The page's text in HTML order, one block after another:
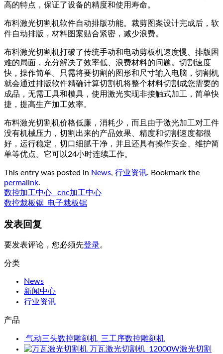
高的特点，保证了设备的精度和使用寿命。
布料激光切割机软件自动排版功能。裁剪图案设计完成后，软
件自动排版，材料图案贴合紧密，减少浪费。
布料激光切割机打破了传统手动和电动剪板机速度慢、排版困
难的局面，充分解决了效率低、浪费材料的问题。切割速度
快，操作简单。只需将要切割的图形和尺寸输入电脑，切割机
就会通过排版软件精确计算切割机将整个材料切割成您需要的
成品，无需工具和模具，使用激光实现非接触式加工，简单快
捷，提高生产加工效率。
布料激光切割机价格低廉，消耗少，而且由于激光加工对工件
没有机械压力，切割出来的产品效果、精度和切割速度都很
好，运行稳定，切口细腻干净，并且还具有操作安全、维护简
单等优点。它可以24小时连续工作。
This entry was posted in News, 行业资讯. Bookmark the
permalink.
数控加工中心_ cnc加工中心
数控裁板锯_电子裁板锯
发表回复
要发表评论，您必须先登录。
分类
News
新闻中心
行业资讯
产品
气动三头数控雕刻机_三工序数控雕刻机
万瓦激光切割机_12000W激光切割